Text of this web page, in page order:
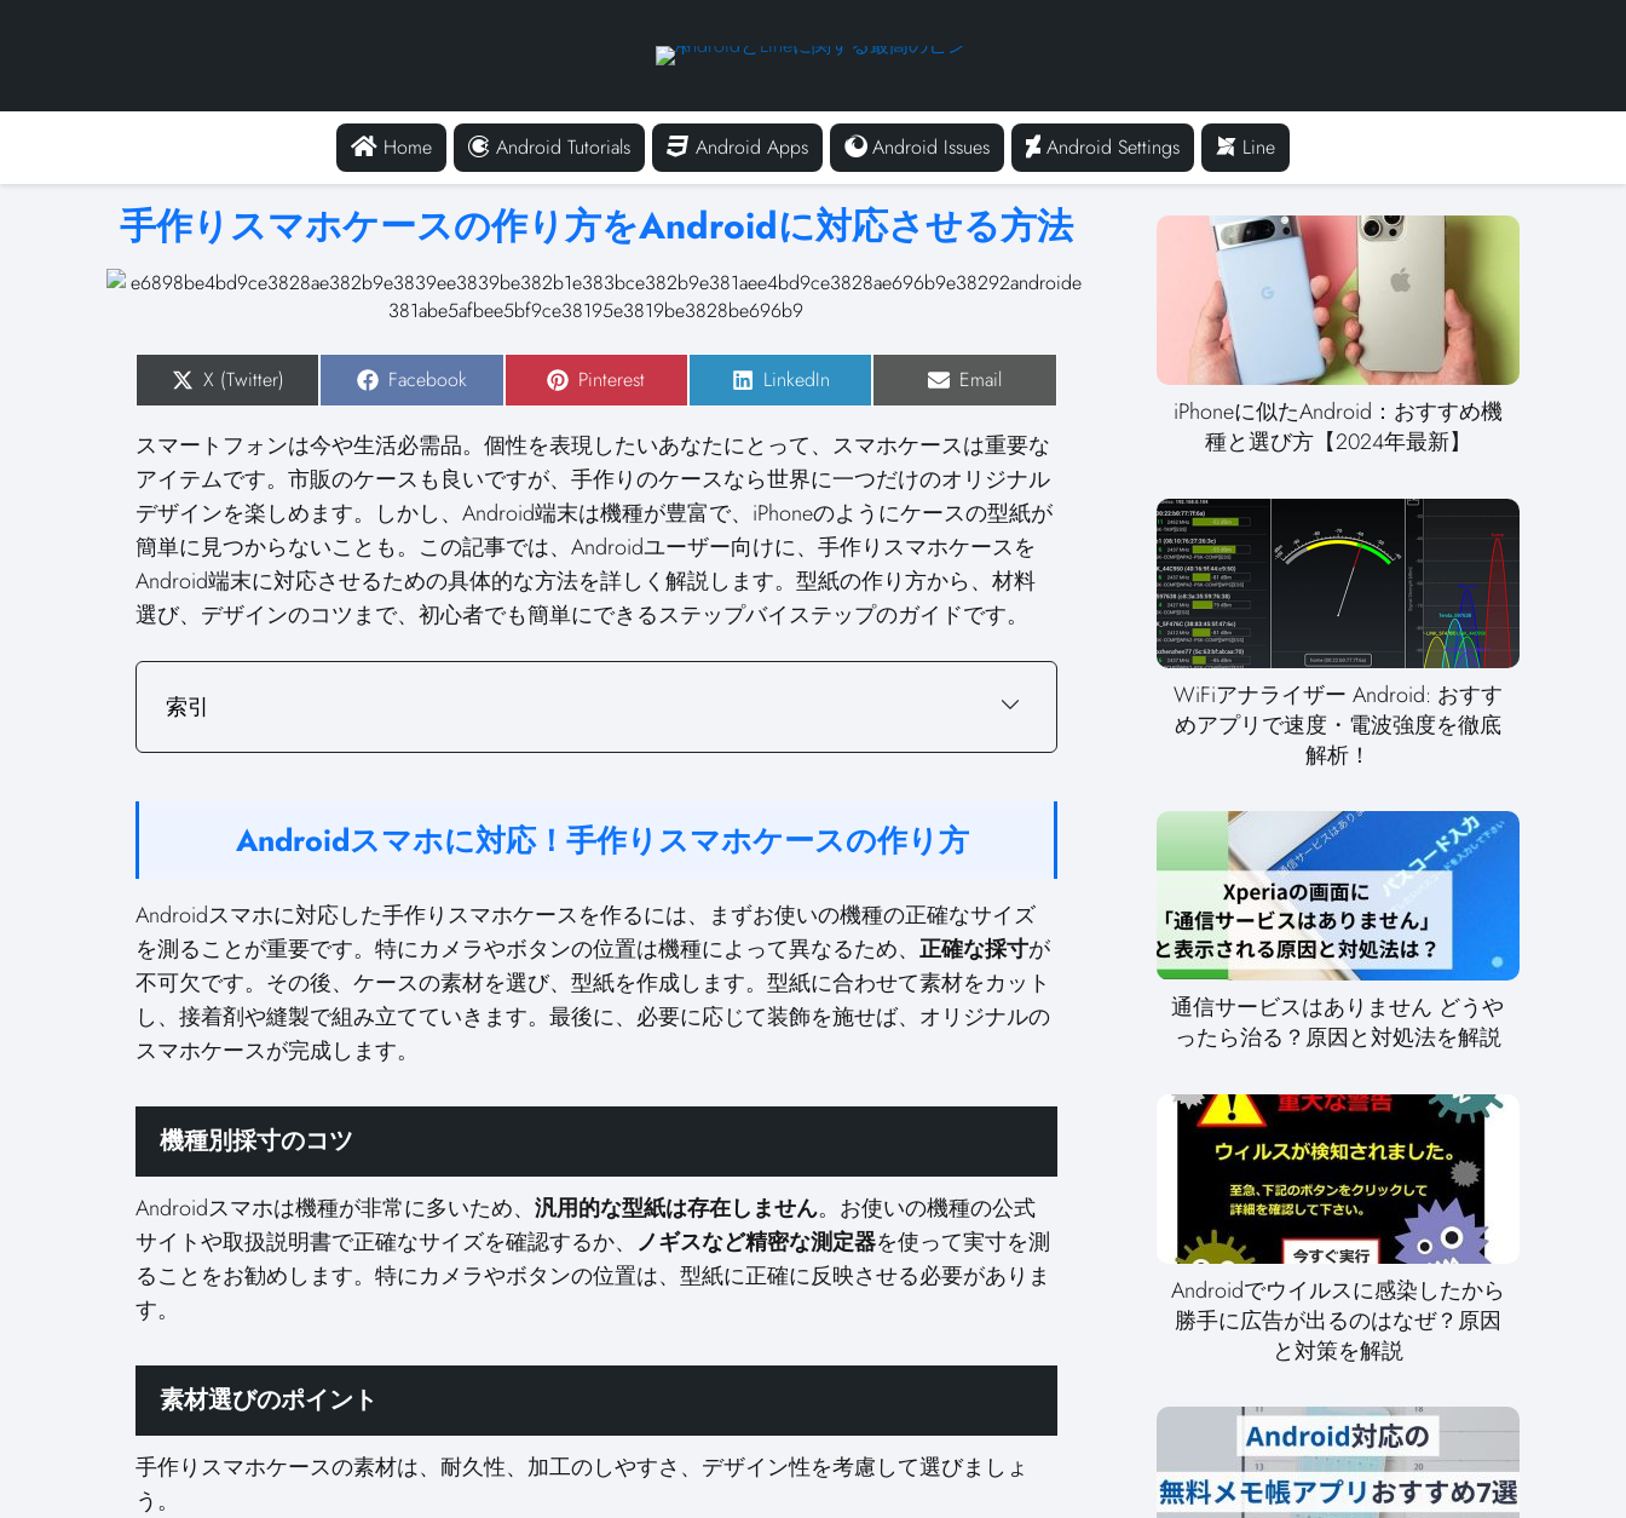
Home Android Tutorials Android Apps Android Issues Android Settings Line
手作りスマホケースの作り方をAndroidに対応させる方法
S
h
r
e
o
n
X (Twitter) S
h
r
e
o
Facebook S
h
r
e
o
n
Pinterest S
h
e
o
n
LinkedIn S
h
r
e
o
Email
スマートフォンは今や生活必需品。個性を表現したいあなたにとって、スマホケースは重要な
アイテムです。市販のケースも良いですが、手作りのケースなら世界に一つだけのオリジナル
デザインを楽しめます。しかし、Android端末は機種が豊富で、iPhoneのようにケースの型紙が
簡単に見つからないことも。この記事では、Androidユーザー向けに、手作りスマホケースを
Android端末に対応させるための具体的な方法を詳しく解説します。型紙の作り方から、材料
選び、デザインのコツまで、初心者でも簡単にできるステップバイステップのガイドです。
索引
Androidスマホに対応！手作りスマホケースの作り方
Androidスマホに対応した手作りスマホケースを作るには、まずお使いの機種の正確なサイズ
を測ることが重要です。特にカメラやボタンの位置は機種によって異なるため、 正確な採寸が
不可欠です。その後、ケースの素材を選び、型紙を作成します。型紙に合わせて素材をカット
し、接着剤や縫製で組み立てていきます。最後に、必要に応じて装飾を施せば、オリジナルの
スマホケースが完成します。
機種別採寸のコツ
Androidスマホは機種が非常に多いため、 汎用的な型紙は存在しません。お使いの機種の公式
サイトや取扱説明書で正確なサイズを確認するか、 ノギスなど精密な測定器を使って実寸を測
ることをお勧めします。特にカメラやボタンの位置は、型紙に正確に反映させる必要がありま
す。
素材選びのポイント
手作りスマホケースの素材は、耐久性、加工のしやすさ、デザイン性を考慮して選びましょ
う。
iPhoneに似たAndroid：おすすめ機
種と選び方【2024年最新】
WiFiアナライザー Android: おすす
めアプリで速度・電波強度を徹底
解析！
通信サービスはありません どうや
ったら治る？原因と対処法を解説
Androidでウイルスに感染したから
勝手に広告が出るのはなぜ？原因
と対策を解説